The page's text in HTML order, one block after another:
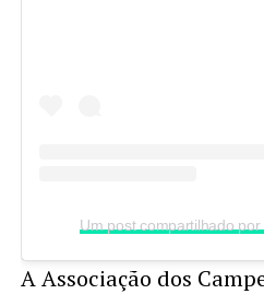
A Associação dos